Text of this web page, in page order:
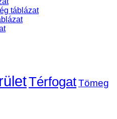
táblázat
TérfogatTömeg